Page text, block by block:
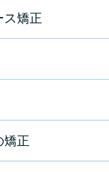
ス矯正
矯正